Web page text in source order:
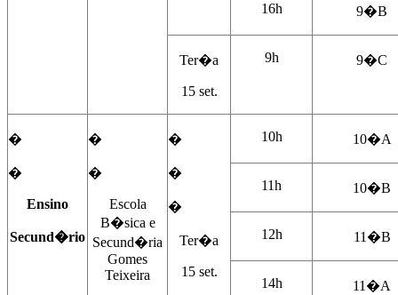
16h 9�B
Ter�a
15 set.
9h 9�C
�
�
Ensino
Secund�rio
�
�
Escola
B�sica e
Secund�ria
Gomes
Teixeira
�
�
�
Ter�a
15 set.
10h 10�A
11h 10�B
12h 11�B
14h 11�A